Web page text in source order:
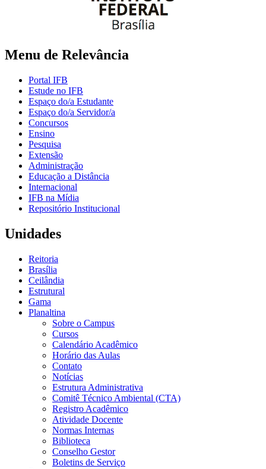
Menu de Relevância
Portal IFB
Estude no IFB
Espaço do/a Estudante
Espaço do/a Servidor/a
Concursos
Ensino
Pesquisa
Extensão
Administração
Educação a Distância
Internacional
IFB na Mídia
Repositório Institucional
Unidades
Reitoria
Brasília
Ceilândia
Estrutural
Gama
Planaltina
Sobre o Campus
Cursos
Calendário Acadêmico
Horário das Aulas
Contato
Notícias
Estrutura Administrativa
Comitê Técnico Ambiental (CTA)
Registro Acadêmico
Atividade Docente
Normas Internas
Biblioteca
Conselho Gestor
Boletins de Serviço